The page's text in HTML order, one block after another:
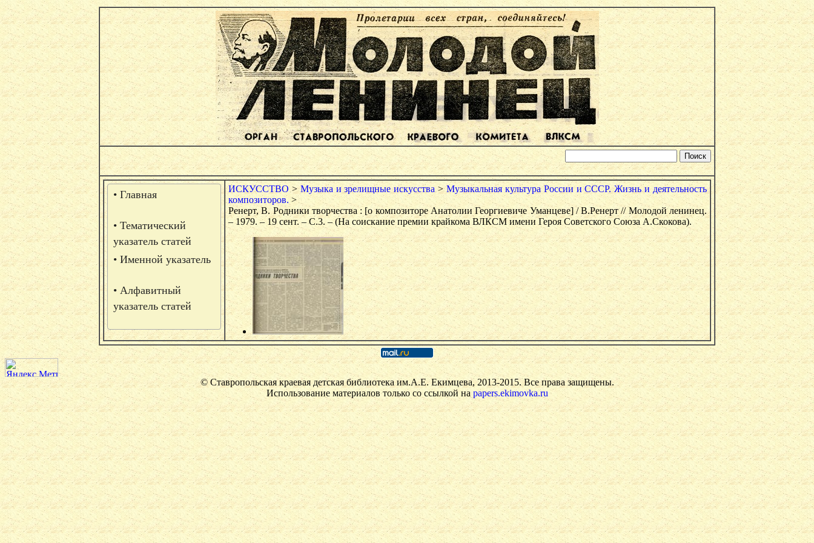
• Главная
• Тематический
указатель статей
• Именной указатель
• Алфавитный
указатель статей
ИСКУССТВО >Музыка и зрелищные искусства >Музыкальная культура России и СССР. Жизнь и деятельность
композиторов. >
Ренерт, В. Родники творчества : [о композиторе Анатолии Георгиевиче Уманцеве] / В.Ренерт // Молодой ленинец.
– 1979. – 19 сент. – С.3. – (На соискание премии крайкома ВЛКСМ имени Героя Советского Союза А.Скокова).
© Ставропольская краевая детская библиотека им.А.Е. Екимцева, 2013-2015. Все права защищены.
Использование материалов только со ссылкой на papers.ekimovka.ru